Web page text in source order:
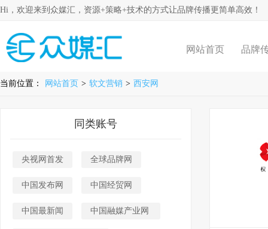
Hi，欢迎来到众媒汇，资源+策略+技术的方式让品牌传播更简单高效！
网站首页 品牌
当前位置： 网站首页 > 软文营销 > 西安网
同类账号
央视网首发 全球品牌网
中国发布网 中国经贸网
中国最新闻 中国融媒产业网